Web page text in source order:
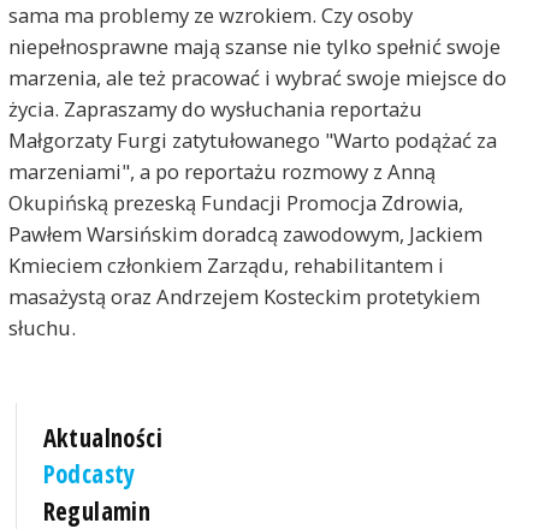
sama ma problemy ze wzrokiem. Czy osoby
niepełnosprawne mają szanse nie tylko spełnić swoje
marzenia, ale też pracować i wybrać swoje miejsce do
życia. Zapraszamy do wysłuchania reportażu
Małgorzaty Furgi zatytułowanego "Warto podążać za
marzeniami", a po reportażu rozmowy z Anną
Okupińską prezeską Fundacji Promocja Zdrowia,
Pawłem Warsińskim doradcą zawodowym, Jackiem
Kmieciem członkiem Zarządu, rehabilitantem i
masażystą oraz Andrzejem Kosteckim protetykiem
słuchu.
Aktualności
Podcasty
Regulamin